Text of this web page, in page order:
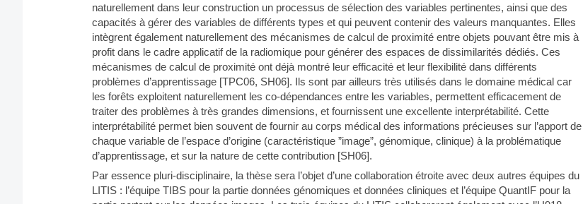
naturellement dans leur construction un processus de sélection des variables pertinentes, ainsi que des
capacités à gérer des variables de différents types et qui peuvent contenir des valeurs manquantes. Elles
intègrent également naturellement des mécanismes de calcul de proximité entre objets pouvant être mis à
profit dans le cadre applicatif de la radiomique pour générer des espaces de dissimilarités dédiés. Ces
mécanismes de calcul de proximité ont déjà montré leur efficacité et leur flexibilité dans différents
problèmes d’apprentissage [TPC06, SH06]. Ils sont par ailleurs très utilisés dans le domaine médical car
les forêts exploitent naturellement les co-dépendances entre les variables, permettent efficacement de
traiter des problèmes à très grandes dimensions, et fournissent une excellente interprétabilité. Cette
interprétabilité permet bien souvent de fournir au corps médical des informations précieuses sur l’apport de
chaque variable de l’espace d’origine (caractéristique ”image”, génomique, clinique) à la problématique
d’apprentissage, et sur la nature de cette contribution [SH06].
Par essence pluri-disciplinaire, la thèse sera l’objet d’une collaboration étroite avec deux autres équipes du
LITIS : l’équipe TIBS pour la partie données génomiques et données cliniques et l’équipe QuantIF pour la